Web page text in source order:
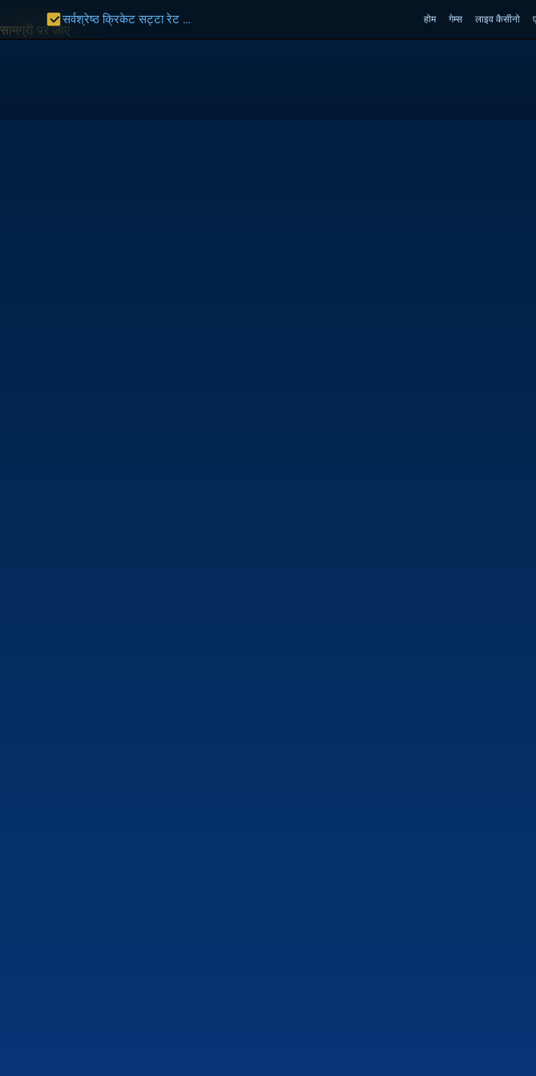
सामग्री पर जाएं
सर्वश्रेष्ठ क्रिकेट सट्टा रेट भारत 2027 | भारत गाइड होम गेम्स लाइव कैसीनो